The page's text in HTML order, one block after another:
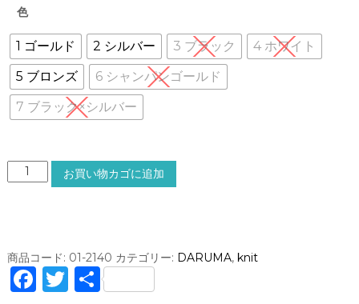
色
1 ゴールド 2 シルバー 3 ブラック
4 ホワイト
5 ブロンズ
6 シャンパンゴールド
7 ブラック×シルバー
メ
ス
糸
#
お買い物カゴに追加
商品コード: 01-2140 カテゴリー: DARUMA, knit
F T 共